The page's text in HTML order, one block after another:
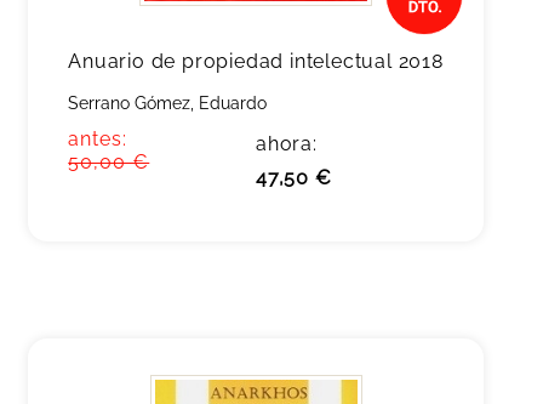
Anuario de propiedad intelectual 2018
Serrano Gómez, Eduardo
antes:
50,00 €
ahora:
47,50 €